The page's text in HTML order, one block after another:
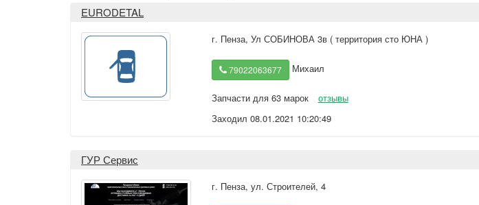
EURODETAL
г. Пенза, Ул СОБИНОВА 3в ( территория сто ЮНА )
79022063677 Михаил
Запчасти для 63 марок
отзывы
Заходил 08.01.2021 10:20:49
ГУР Сервис
г. Пенза, ул. Строителей, 4